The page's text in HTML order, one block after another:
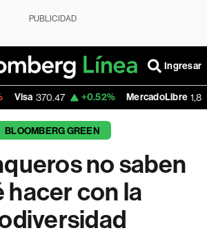
PUBLICIDAD
Ingresar
+0.52% MercadoLibre 1,824.26 -
BLOOMBERG GREEN
no saben
hacer con la